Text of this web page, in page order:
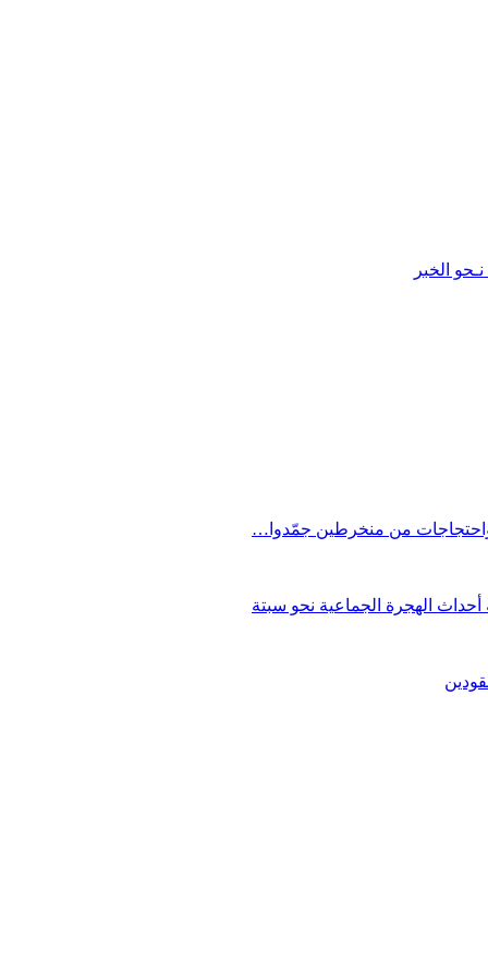
واحتجاجات من منخرطين جمّدوا…
الهجرة الجماعية نحو سبتة